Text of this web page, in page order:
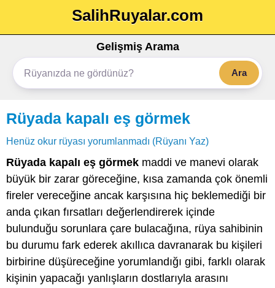
SalihRuyalar.com
Gelişmiş Arama
Ara
Rüyada kapalı eş görmek
Henüz okur rüyası yorumlanmadı (Rüyanı Yaz)
Rüyada kapalı eş görmek maddi ve manevi olarak
büyük bir zarar göreceğine, kısa zamanda çok önemli
fireler vereceğine ancak karşısına hiç beklemediği bir
anda çıkan fırsatları değerlendirerek içinde
bulunduğu sorunlara çare bulacağına, rüya sahibinin
bu durumu fark ederek akıllıca davranarak bu kişileri
birbirine düşüreceğine yorumlandığı gibi, farklı olarak
kişinin yapacağı yanlışların dostlarıyla arasını